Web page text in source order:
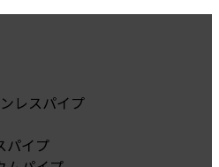
レスパイプ
パイプ